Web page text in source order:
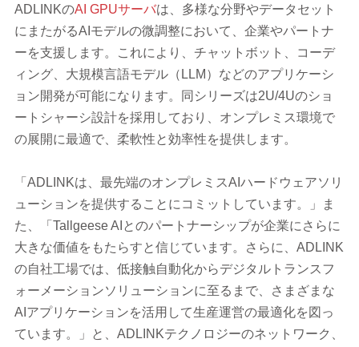
ADLINKのAI GPUサーバは、多様な分野やデータセット
にまたがるAIモデルの微調整において、企業やパートナ
ーを支援します。これにより、チャットボット、コーデ
ィング、大規模言語モデル（LLM）などのアプリケーシ
ョン開発が可能になります。同シリーズは2U/4Uのショ
ートシャーシ設計を採用しており、オンプレミス環境で
の展開に最適で、柔軟性と効率性を提供します。
「ADLINKは、最先端のオンプレミスAIハードウェアソリ
ューションを提供することにコミットしています。」ま
た、「Tallgeese AIとのパートナーシップが企業にさらに
大きな価値をもたらすと信じています。さらに、ADLINK
の自社工場では、低接触自動化からデジタルトランスフ
ォーメーションソリューションに至るまで、さまざまな
AIアプリケーションを活用して生産運営の最適化を図っ
ています。」と、ADLINKテクノロジーのネットワーク、